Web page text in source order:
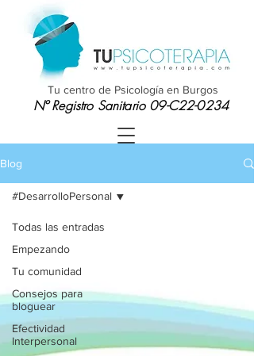
Nº Registro Sanitario 09-C22-0234
Tu centro de Psicología en Burgos
Blog
Todas las entradas
Empezando
Tu comunidad
Consejos para
bloguear
Efectividad
Interpersonal
#DesarrolloPersonal